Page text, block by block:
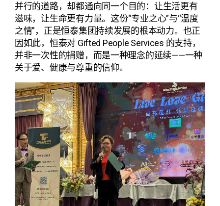
并行的道路，却都通向同一个目的：让生活更有
滋味，让生命更有力量。这份“专业之心”与“温度
之情”，正是恒泰集团持续发展的根本动力。 也正
因如此，恒泰对 Gifted People Services 的支持，
并非一次性的捐赠，而是一种理念的延续——一种
关于爱、健康与尊重的信仰。